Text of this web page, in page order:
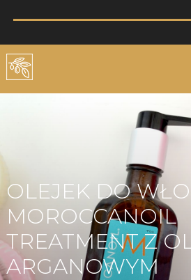
OLEJEK DO
MOROCCANOIL
TREATMENT Z
ARGANOWYM